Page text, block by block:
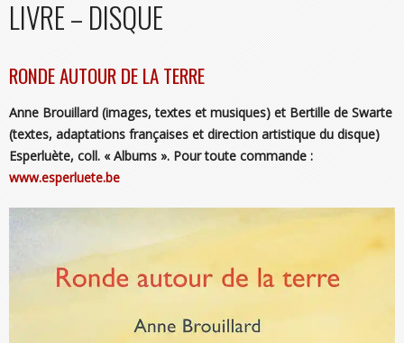
LIVRE – DISQUE
RONDE AUTOUR DE LA TERRE
Anne Brouillard (images, textes et musiques) et Bertille de Swarte
(textes, adaptations françaises et direction artistique du disque)
Esperluète, coll. « Albums ». Pour toute commande :
www.esperluete.be